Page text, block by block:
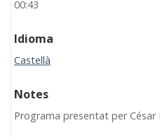
00:43
Idioma
Castellà
Notes
Programa presentat per César